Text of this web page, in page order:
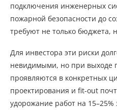
подключения инженерных
пожарной безопасности до
требуют не только бюджета,
Для инвестора эти риски
невидимыми, но при выходе
проявляются в конкретных
проектирования и fit-out
удорожание работ на